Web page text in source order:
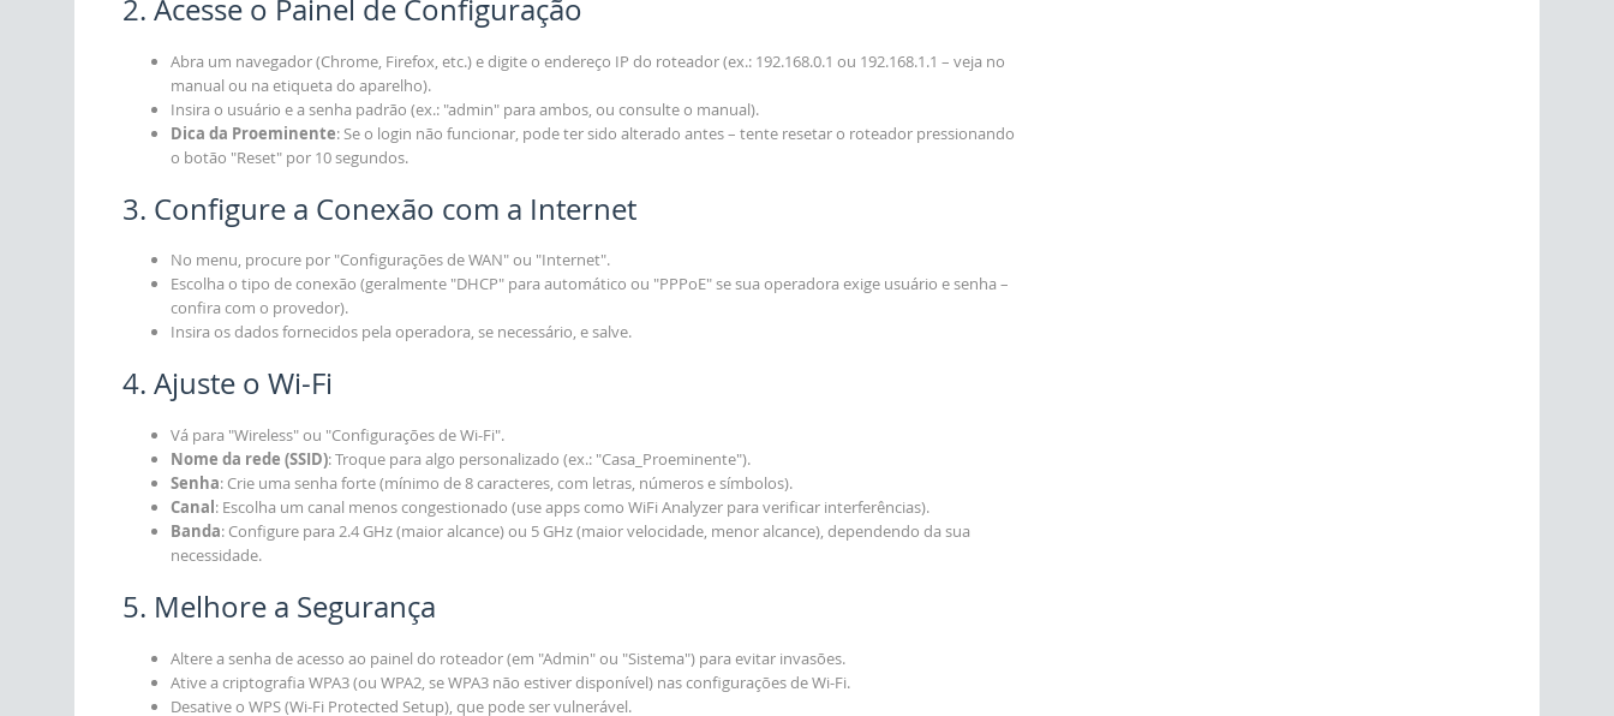
2. Acesse o Painel de Configuração
Abra um navegador (Chrome, Firefox, etc.) e digite o endereço IP do roteador (ex.: 192.168.0.1 ou 192.168.1.1 – veja no
manual ou na etiqueta do aparelho).
Insira o usuário e a senha padrão (ex.: "admin" para ambos, ou consulte o manual).
Dica da Proeminente: Se o login não funcionar, pode ter sido alterado antes – tente resetar o roteador pressionando
o botão "Reset" por 10 segundos.
3. Configure a Conexão com a Internet
No menu, procure por "Configurações de WAN" ou "Internet".
Escolha o tipo de conexão (geralmente "DHCP" para automático ou "PPPoE" se sua operadora exige usuário e senha –
confira com o provedor).
Insira os dados fornecidos pela operadora, se necessário, e salve.
4. Ajuste o Wi-Fi
Vá para "Wireless" ou "Configurações de Wi-Fi".
Nome da rede (SSID): Troque para algo personalizado (ex.: "Casa_Proeminente").
Senha: Crie uma senha forte (mínimo de 8 caracteres, com letras, números e símbolos).
Canal: Escolha um canal menos congestionado (use apps como WiFi Analyzer para verificar interferências).
Banda: Configure para 2.4 GHz (maior alcance) ou 5 GHz (maior velocidade, menor alcance), dependendo da sua
necessidade.
5. Melhore a Segurança
Altere a senha de acesso ao painel do roteador (em "Admin" ou "Sistema") para evitar invasões.
Ative a criptografia WPA3 (ou WPA2, se WPA3 não estiver disponível) nas configurações de Wi-Fi.
Desative o WPS (Wi-Fi Protected Setup), que pode ser vulnerável.